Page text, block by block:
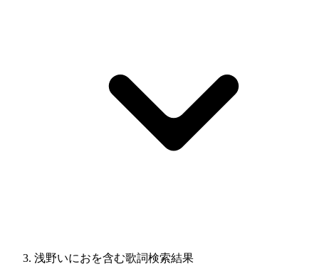
浅野いにおを含む歌詞検索結果